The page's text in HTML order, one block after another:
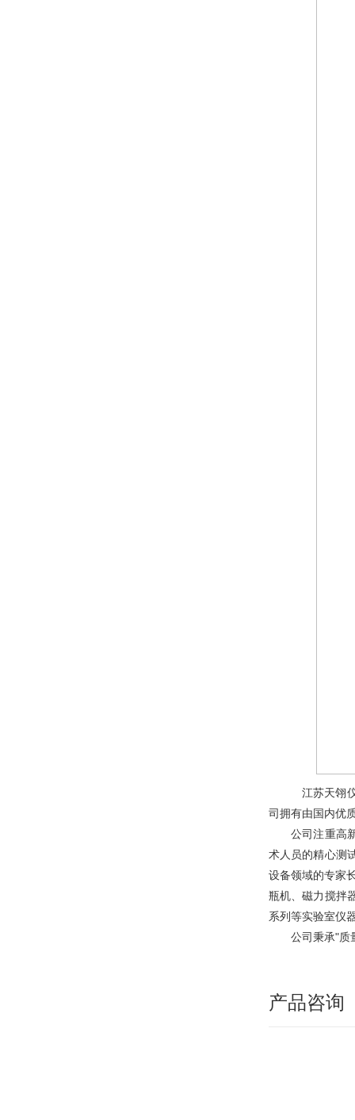
江苏天翎
司拥有由国内优
公司注重高新
术人员的精心测
设备领域的专家
瓶机、磁力搅拌
系列等实验室仪
公司秉承"质量
产品咨询